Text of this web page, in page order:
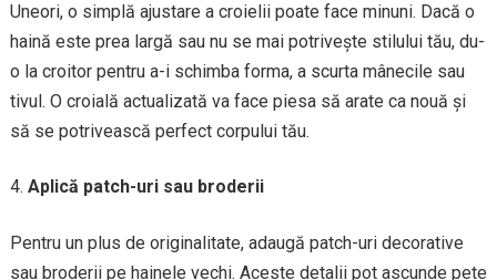
Uneori, o simplă ajustare a croielii poate face minuni. Dacă o
haină este prea largă sau nu se mai potrivește stilului tău, du-
o la croitor pentru a-i schimba forma, a scurta mânecile sau
tivul. O croială actualizată va face piesa să arate ca nouă și
să se potrivească perfect corpului tău.
Aplică patch-uri sau broderii
Pentru un plus de originalitate, adaugă patch-uri decorative
sau broderii pe hainele vechi. Aceste detalii pot ascunde pete